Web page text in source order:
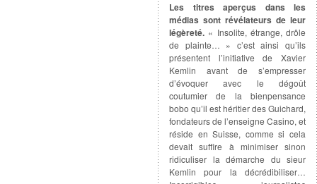
Les titres aperçus dans les
médias sont révélateurs de leur
légèreté. « Insolite, étrange, drôle
de plainte… » c’est ainsi qu’ils
présentent l’initiative de Xavier
Kemlin avant de s’empresser
d’évoquer avec le dégoût
coutumier de la bienpensance
bobo qu’il est héritier des Guichard,
fondateurs de l’enseigne Casino, et
réside en Suisse, comme si cela
devait suffire à minimiser sinon
ridiculiser la démarche du sieur
Kemlin pour la décrédibiliser…